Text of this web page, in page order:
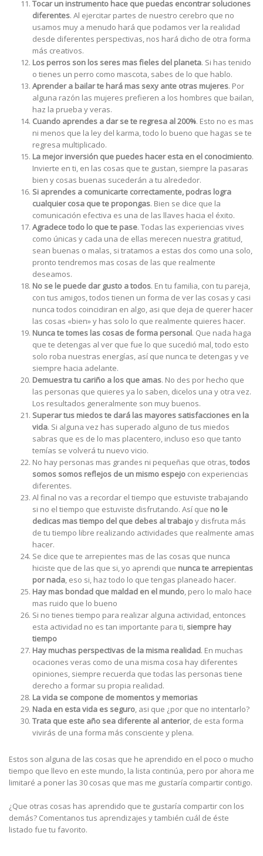
Tocar un instrumento hace que puedas encontrar soluciones
diferentes. Al ejercitar partes de nuestro cerebro que no
usamos muy a menudo hará que podamos ver la realidad
desde diferentes perspectivas, nos hará dicho de otra forma
más creativos.
Los perros son los seres mas fieles del planeta. Si has tenido
o tienes un perro como mascota, sabes de lo que hablo.
Aprender a bailarte hará mas sexy ante otras mujeres. Por
alguna razón las mujeres prefieren a los hombres que bailan,
haz la prueba y veras.
Cuando aprendes a dar se te regresa al 200%. Esto no es mas
ni menos que la ley del karma, todo lo bueno que hagas se te
regresa multiplicado.
La mejor inversión que puedes hacer esta en el conocimiento.
Invierte en ti, en las cosas que te gustan, siempre la pasaras
bien y cosas buenas sucederán a tu alrededor.
Si aprendes a comunicarte correctamente, podras logra
cualquier cosa que te propongas. Bien se dice que la
comunicación efectiva es una de las llaves hacia el éxito.
Agradece todo lo que te pase. Todas las experiencias vives
como únicas y cada una de ellas merecen nuestra gratitud,
sean buenas o malas, si tratamos a estas dos como una solo,
pronto tendremos mas cosas de las que realmente
deseamos.
No se le puede dar gusto a todos. En tu familia, con tu pareja,
con tus amigos, todos tienen un forma de ver las cosas y casi
nunca todos coincidiran en algo, asi que deja de querer hacer
las cosas «bien» y has solo lo que realmente quieres hacer.
Nunca te tomes las cosas de forma personal. Que nada haga
que te detengas al ver que fue lo que sucedió mal, todo esto
solo roba nuestras energías, así que nunca te detengas y ve
siempre hacia adelante.
Demuestra tu cariño a los que amas. No des por hecho que
las personas que quieres ya lo saben, dicelos una y otra vez.
Los resultados generalmente son muy buenos.
Superar tus miedos te dará las mayores satisfacciones en la
vida. Si alguna vez has superado alguno de tus miedos
sabras que es de lo mas placentero, incluso eso que tanto
temías se volverá tu nuevo vicio.
No hay personas mas grandes ni pequeñas que otras,todos
somos somos reflejos de un mismo espejo con experiencias
diferentes.
Al final no vas a recordar el tiempo que estuviste trabajando
si no el tiempo que estuviste disfrutando. Así que no le
dedicas mas tiempo del que debes al trabajoy disfruta más
de tu tiempo libre realizando actividades que realmente amas
hacer.
Se dice que te arrepientes mas de las cosas que nunca
hiciste que de las que si, yo aprendi que nunca te arrepientas
por nada, eso si, haz todo lo que tengas planeado hacer.
Hay mas bondad que maldad en el mundo, pero lo malo hace
mas ruido que lo bueno
Si no tienes tiempo para realizar alguna actividad, entonces
esta actividad no es tan importante para ti, siempre hay
tiempo
Hay muchas perspectivas de la misma realidad. En muchas
ocaciones veras como de una misma cosa hay diferentes
opiniones, siempre recuerda que todas las personas tiene
derecho a formar su propia realidad.
La vida se compone de momentos y memorias
Nada en esta vida es seguro, asi que ¿por que no intentarlo?
Trata que este año sea diferente al anterior, de esta forma
vivirás de una forma más consciente y plena.
Estos son alguna de las cosas que he aprendido en el poco o mucho
tiempo que llevo en este mundo, la lista continúa, pero por ahora me
limitaré a poner las 30 cosas que mas me gustaría compartir contigo.
¿Que otras cosas has aprendido que te gustaría compartir con los
demás? Comentanos tus aprendizajes y también cuál de éste
listado fue tu favorito.